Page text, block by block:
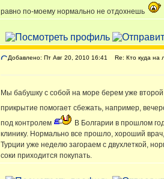
равно по-моему нормально не отдохнешь
Добавлено: Пт Авг 20, 2010 16:41 Re: Кто куда на
Мы бабушку с собой на море берем уже
прикрытие помогает сбежать, например,
под контролем
В Болгарии в прошлом
клинику. Нормально все прошло, хороший
Турции уже неделю загораем с двухлеткой,
соки приходится покупать.